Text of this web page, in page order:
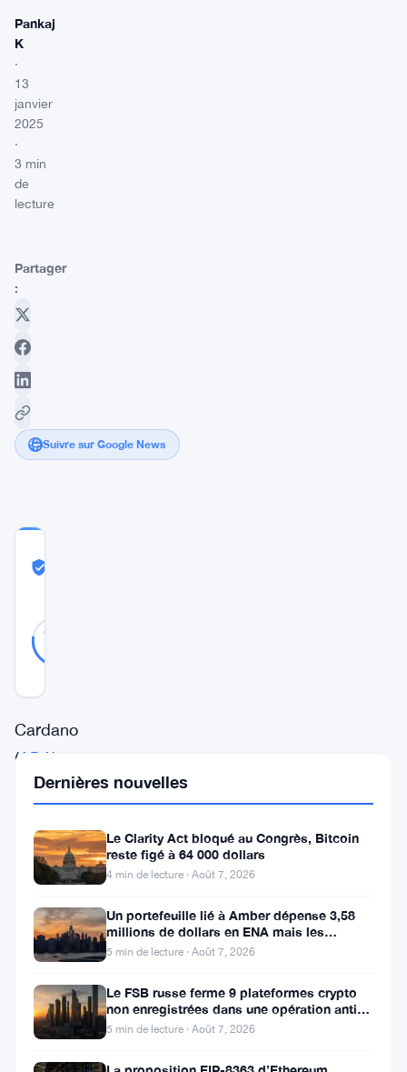
Pankaj
K
·
13
janvier
2025
·
3 min
de
lecture
Partager
:
Suivre sur Google News
77
Cardano
(ADA )
une
certaine
mais
question
demeure
combien
Dernières nouvelles
Le Clarity Act bloqué au Congrès, Bitcoin
reste figé à 64 000 dollars
4 min de lecture · Août 7, 2026
Un portefeuille lié à Amber dépense 3,58
millions de dollars en ENA mais les
acheteurs ne suivent pas
5 min de lecture · Août 7, 2026
Le FSB russe ferme 9 plateformes crypto
non enregistrées dans une opération anti-
fraude à Moscou
5 min de lecture · Août 7, 2026